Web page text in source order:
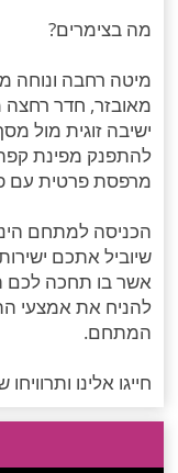
מה בצימרים?
מיטה רחבה ונוחה
מאובזר, חדר רחצה
ישיבה זוגית מול
להתפנק מפינת
מרפסת פרטית עם
הכניסה למתחם
שיוביל אתכם
אשר בו תחכה לכם
להניח את אמצעי
המתחם.
חייגו אלינו